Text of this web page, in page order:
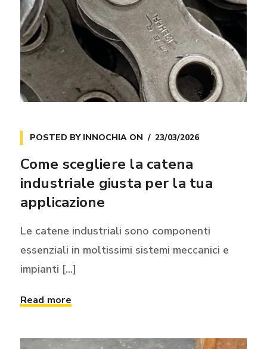
POSTED BY INNOCHIAON 23/03/2026
Come scegliere la catena
industriale giusta per la tua
applicazione
Le catene industriali sono componenti
essenziali in moltissimi sistemi meccanici e
impianti [...]
Read more